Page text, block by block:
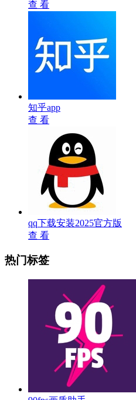
查 看
知乎app
查 看
qq下载安装2025官方版
查 看
热门标签